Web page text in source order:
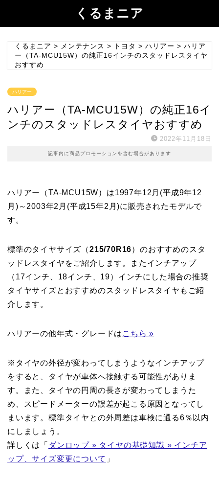
くるまニア
くるまニア > メンテナンス > トヨタ > ハリアー > ハリア
ー（TA-MCU15W）の純正16インチのスタッドレスタイヤ
おすすめ
ハリアー
ハリアー（TA-MCU15W）の純正16イ
ンチのスタッドレスタイヤおすすめ
2022年11月18日
記事内に商品プロモーションを含む場合があります
ハリアー（TA-MCU15W）は1997年12月(平成9年12
月)～2003年2月(平成15年2月)に販売されたモデルで
す。
標準のタイヤサイズ（215/70R16）のおすすめのスタ
ッドレスタイヤをご紹介します。またインチアップ
（17インチ、18インチ、19）インチにした場合の推奨
タイヤサイズとおすすめのスタッドレスタイヤもご紹
介します。
ハリアーの他年式・グレードは こちら »
※タイヤの外径が変わってしまうようなインチアップ
をすると、タイヤが車体へ接触する可能性がありま
す。また、タイヤの円周の長さが変わってしまうた
め、スピードメーターの誤差が起こる原因となってし
まいます。標準タイヤとの外周差は車検に通る6％以内
にしましょう。
詳しくは「 ダンロップ » タイヤの基礎知識 » インチア
ップ、サイズ変更について 」